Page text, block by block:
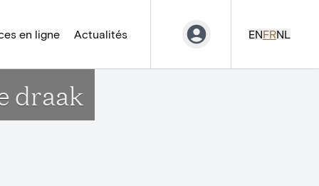
en ligne Actualités ENFRNL
draak